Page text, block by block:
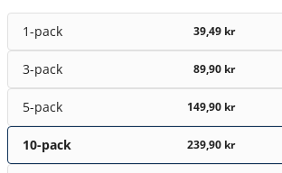
1-pack 39,49 kr
3-pack 89,90 kr
5-pack 149,90 kr
10-pack 239,90 kr